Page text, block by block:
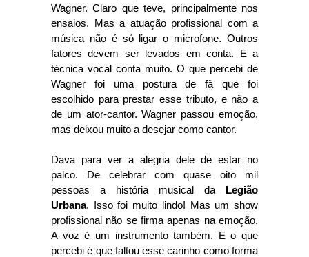
Wagner. Claro que teve, principalmente nos
ensaios. Mas a atuação profissional com a
música não é só ligar o microfone. Outros
fatores devem ser levados em conta. E a
técnica vocal conta muito. O que percebi de
Wagner foi uma postura de fã que foi
escolhido para prestar esse tributo, e não a
de um ator-cantor. Wagner passou emoção,
mas deixou muito a desejar como cantor.
Dava para ver a alegria dele de estar no
palco. De celebrar com quase oito mil
pessoas a história musical da Legião
Urbana. Isso foi muito lindo! Mas um show
profissional não se firma apenas na emoção.
A voz é um instrumento também. E o que
percebi é que faltou esse carinho como forma